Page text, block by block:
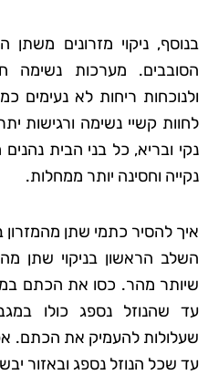
בנוסף, ניקוי מזרונים משתן
הסובבים. מערכות נשימה
ולנוכחות ריחות לא נעימים
לחוות קשיי נשימה ורגישות
נקי ובריא, כל בני הבית נהנים
נקייה וחסינה יותר ממחלות.
איך להסיר כתמי שתן מהמזרון
השלב הראשון בניקוי שתן
שיותר מהר. כסו את הכתם
עד שהנוזל נספג כולו
שעלולות להעמיק את הכתם.
עד שכל הנוזל נספג ובאזור